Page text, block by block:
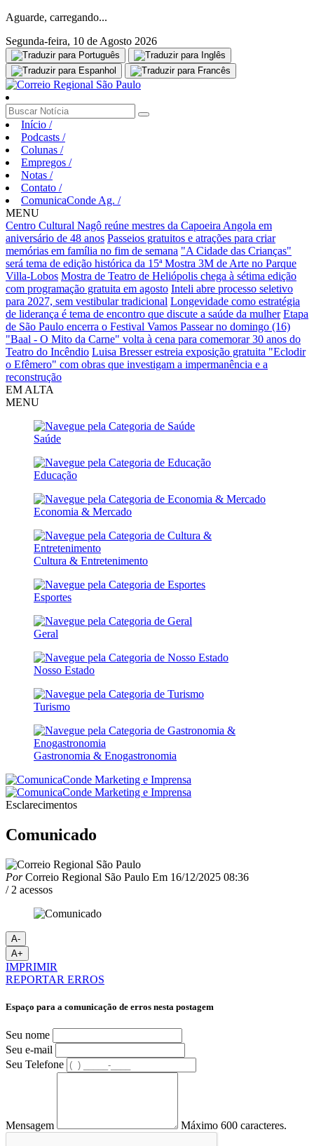
Aguarde, carregando...
Segunda-feira, 10 de Agosto 2026
Início /
Podcasts /
Colunas /
Empregos /
Notas /
Contato /
ComunicaConde Ag. /
MENU
Centro Cultural Nagô reúne mestres da Capoeira Angola em
aniversário de 48 anos Passeios gratuitos e atrações para criar
memórias em família no fim de semana "A Cidade das Crianças"
será tema de edição histórica da 15ª Mostra 3M de Arte no Parque
Villa-Lobos Mostra de Teatro de Heliópolis chega à sétima edição
com programação gratuita em agosto Inteli abre processo seletivo
para 2027, sem vestibular tradicional Longevidade como estratégia
de liderança é tema de encontro que discute a saúde da mulher Etapa
de São Paulo encerra o Festival Vamos Passear no domingo (16)
"Baal - O Mito da Carne" volta à cena para comemorar 30 anos do
Teatro do Incêndio Luisa Bresser estreia exposição gratuita "Eclodir
o Efêmero" com obras que investigam a impermanência e a
reconstrução
EM ALTA
MENU
Saúde
Educação
Economia & Mercado
Cultura & Entretenimento
Esportes
Geral
Nosso Estado
Turismo
Gastronomia & Enogastronomia
Esclarecimentos
Comunicado
PorCorreio Regional São Paulo Em 16/12/2025 08:36
/ 2 acessos
A-
A+
IMPRIMIR
REPORTAR ERROS
Espaço para a comunicação de erros nesta postagem
Seu nome
Seu e-mail
Seu Telefone
Mensagem Máximo 600 caracteres.